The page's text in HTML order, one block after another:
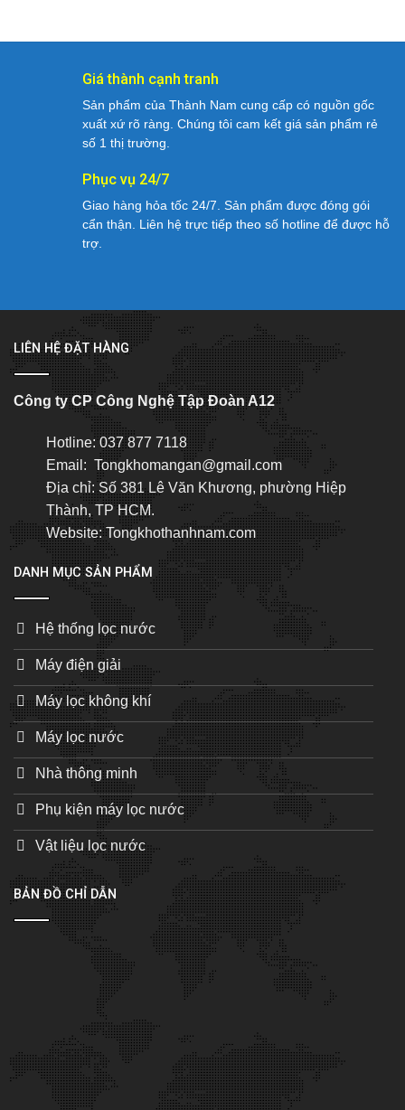
Giá thành cạnh tranh
Sản phẩm của Thành Nam cung cấp có nguồn gốc
xuất xứ rõ ràng. Chúng tôi cam kết giá sản phẩm rẻ
số 1 thị trường.
Phục vụ 24/7
Giao hàng hỏa tốc 24/7. Sản phẩm được đóng gói
cẩn thận. Liên hệ trực tiếp theo số hotline để được hỗ
trợ.
LIÊN HỆ ĐẶT HÀNG
Công ty CP Công Nghệ Tập Đoàn A12
Hotline: 037 877 7118
Email: Tongkhomangan@gmail.com
Địa chỉ: Số 381 Lê Văn Khương, phường Hiệp
Thành, TP HCM.
Website: Tongkhothanhnam.com
DANH MỤC SẢN PHẨM
Hệ thống lọc nước
Máy điện giải
Máy lọc không khí
Máy lọc nước
Nhà thông minh
Phụ kiện máy lọc nước
Vật liệu lọc nước
BẢN ĐỒ CHỈ DẪN